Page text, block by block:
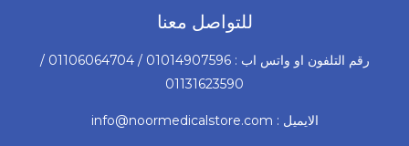
للتواصل معنا
رقم التلفون او واتس اب : 01014907596 / 01106064704 /
01131623590
الايميل : info@noormedicalstore.com